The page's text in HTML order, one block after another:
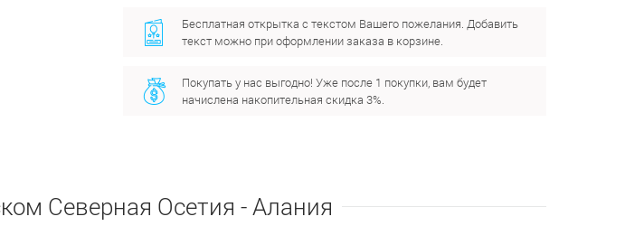
Бесплатная открытка с текстом Вашего пожелания. Добавить
текст можно при оформлении заказа в корзине.
Покупать у нас выгодно! Уже после 1 покупки, вам будет
начислена накопительная скидка 3%.
Северная Осетия - Алания